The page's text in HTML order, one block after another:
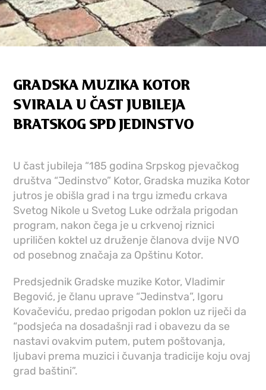
GRADSKA MUZIKA KOTOR
SVIRALA U ČAST JUBILEJA
BRATSKOG SPD JEDINSTVO
U čast jubileja “185 godina Srpskog pjevačkog
društva “Jedinstvo” Kotor, Gradska muzika Kotor
jutros je obišla grad i na trgu između crkava
Svetog Nikole u Svetog Luke održala prigodan
program, nakon čega je u crkvenoj riznici
upriličen koktel uz druženje članova dvije NVO
od posebnog značaja za Opštinu Kotor.
Predsjednik Gradske muzike Kotor, Vladimir
Begović, je članu uprave “Jedinstva”, Igoru
Kovačeviću, predao prigodan poklon uz riječi da
“podsjeća na dosadašnji rad i obavezu da se
nastavi ovakvim putem, putem poštovanja,
ljubavi prema muzici i čuvanja tradicije koju ovaj
grad baštini”.